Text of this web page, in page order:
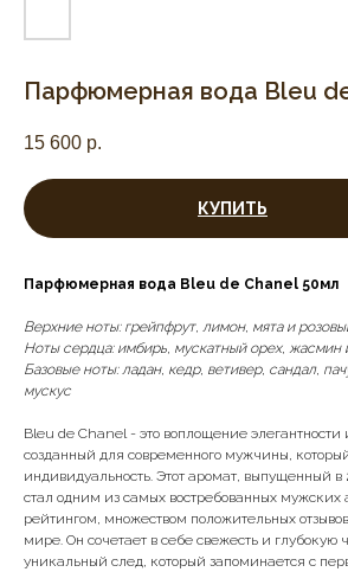
Парфюмерная вода Bleu
15 600 р.
КУПИТЬ
Парфюмерная вода Bleu de Chanel 50мл
Верхние ноты: грейпфрут, лимон, мята и
Ноты сердца: имбирь, мускатный орех, жасмин
Базовые ноты: ладан, кедр, ветивер, сандал,
мускус
Bleu de Chanel - это воплощение элегантности
созданный для современного мужчины,
индивидуальность. Этот аромат, выпущенный в
стал одним из самых востребованных мужских
рейтингом, множеством положительных
мире. Он сочетает в себе свежесть и глубокую
уникальный след, который запоминается с